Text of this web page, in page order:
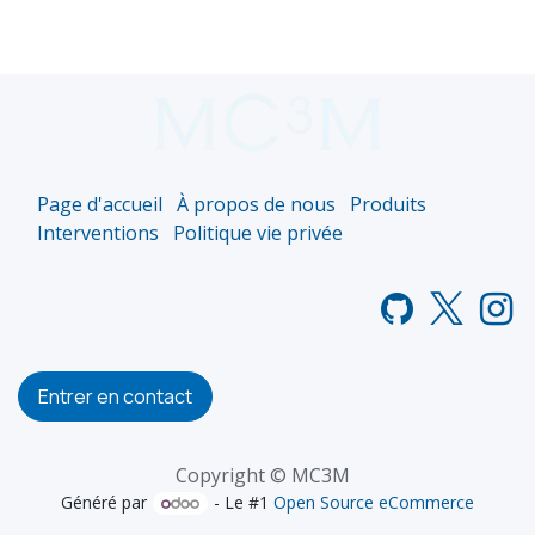
Page d'accueil À propos de nous
Produits
Interventions
Politique vie privée
Entrer en contact
Copyright © MC3M
Généré par - Le #1Open Source eCommerce